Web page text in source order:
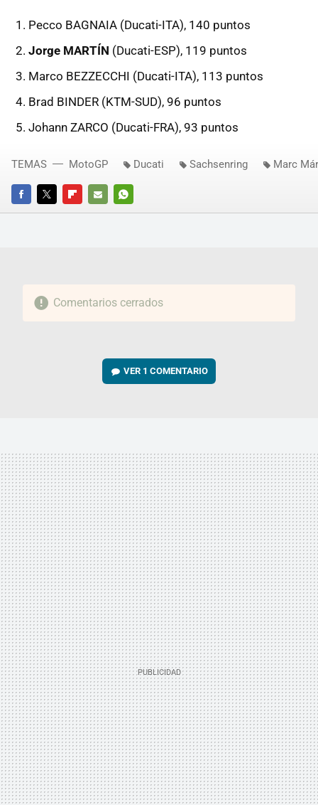
Pecco BAGNAIA (Ducati-ITA), 140 puntos
Jorge MARTÍN (Ducati-ESP), 119 puntos
Marco BEZZECCHI (Ducati-ITA), 113 puntos
Brad BINDER (KTM-SUD), 96 puntos
Johann ZARCO (Ducati-FRA), 93 puntos
FACEBOOKTWITTERFLIPBOARD
E-
WHATSAPP
TEMAS MotoGP Ducati Sachsenring Marc
Comentarios cerrados
VER 1 COMENTARIO